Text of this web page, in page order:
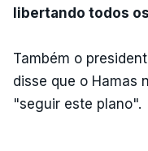
libertando todos
Também o
disse que o Hamas
"seguir este plano".